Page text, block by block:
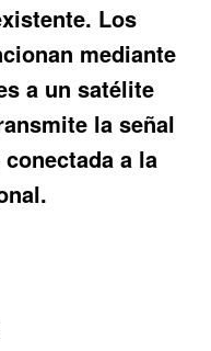
Los
mediante
a un satélite
la señal
a la